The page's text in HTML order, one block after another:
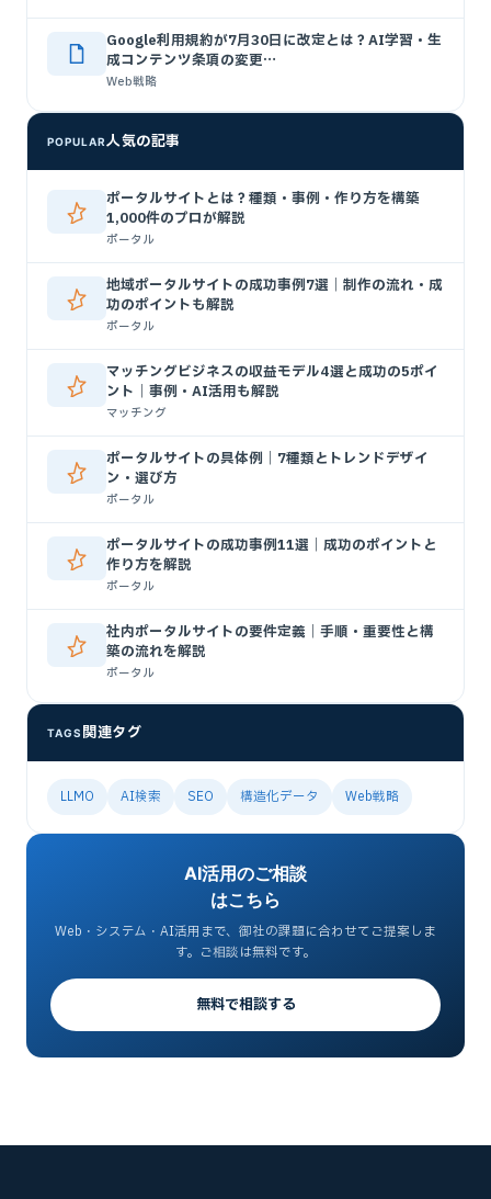
Google利用規約が7月30日に改定とは？AI学習・生
成コンテンツ条項の変更…
Web戦略
POPULAR人気の記事
ポータルサイトとは？種類・事例・作り方を構築
1,000件のプロが解説
ポータル
地域ポータルサイトの成功事例7選｜制作の流れ・成
功のポイントも解説
ポータル
マッチングビジネスの収益モデル4選と成功の5ポイ
ント｜事例・AI活用も解説
マッチング
ポータルサイトの具体例｜7種類とトレンドデザイ
ン・選び方
ポータル
ポータルサイトの成功事例11選｜成功のポイントと
作り方を解説
ポータル
社内ポータルサイトの要件定義｜手順・重要性と構
築の流れを解説
ポータル
TAGS 関連タグ
LLMO AI検索 SEO 構造化データ Web戦略
AI活用のご相談
はこちら
Web・システム・AI活用まで、御社の課題に合わせてご提案しま
す。ご相談は無料です。
無料で相談する